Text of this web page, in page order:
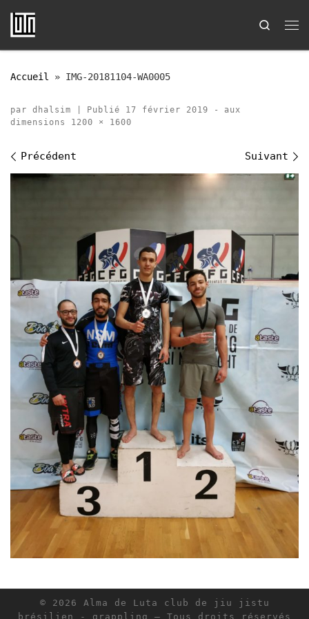
Passer au contenu
Search
Accueil » IMG-20181104-WA0005
par dhalsim Publié 17 février 2019 -
aux
dimensions
1200 × 1600
Navigation des images
Précédent Suivant
© 2026 Alma de Luta club de jiu jistu
brésilien - grappling
– Tous droits réservés